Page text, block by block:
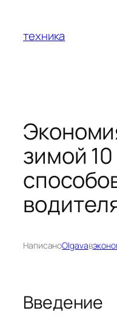
содержимому
техника
зимой
НаписаноOlgavaв
Введение